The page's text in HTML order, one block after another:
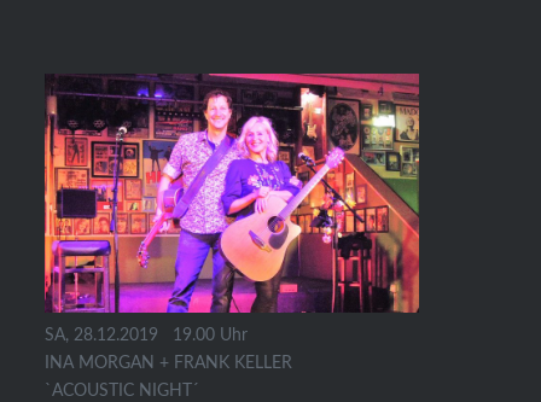
SA, 28.12.2019 19.00 Uhr
INA MORGAN + FRANK KELLER
`ACOUSTIC NIGHT´